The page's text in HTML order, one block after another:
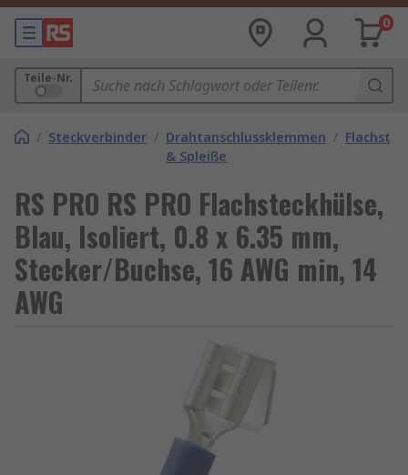
0
Teile-Nr.
/ Steckverbinder / Drahtanschlussklemmen
& Spleiße
/
RS PRO RS PRO Flachsteckhülse,
Blau, Isoliert, 0.8 x 6.35 mm,
Stecker/Buchse, 16 AWG min, 14
AWG